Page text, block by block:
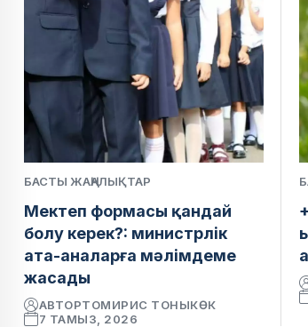
БАСТЫ ЖАҢАЛЫҚТАР
Мектеп формасы қандай
болу керек?: министрлік
ата-аналарға мәлімдеме
жасады
АВТОРТОМИРИС ТОНЫКӨК
7 ТАМЫЗ, 2026